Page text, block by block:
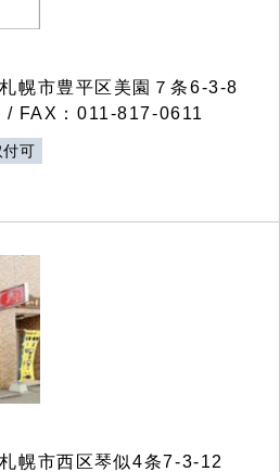
幌市豊平区美園７条6-3-8
FAX：011-817-0611
付可
幌市西区琴似4条7-3-12